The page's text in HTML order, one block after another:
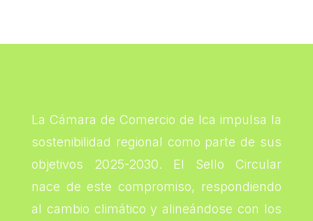
La Cámara de Comercio de Ica impulsa la
sostenibilidad regional como parte de sus
objetivos 2025-2030. El Sello Circular
nace de este compromiso, respondiendo
al cambio climático y alineándose con los